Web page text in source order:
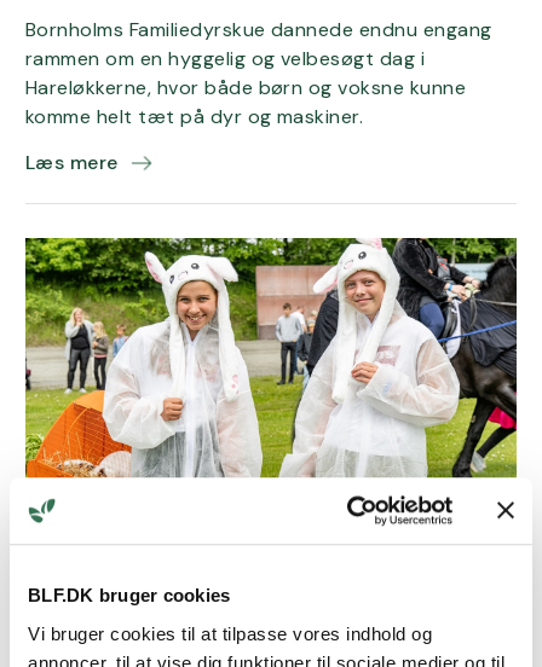
BLF.DK bruger cookies
Vi bruger cookies til at tilpasse vores indhold og
annoncer, til at vise dig funktioner til sociale medier og til
Bornholms Familiedyrskue dannede endnu engang
rammen om en hyggelig og velbesøgt dag i
Hareløkkerne, hvor både børn og voksne kunne
komme helt tæt på dyr og maskiner.
Læs mere
19.5.26
Bornholms Familiedyrskue
Duften af dyrskueæbleskiver, lyden af glade børn og
synet af dyr i alle størrelser vender tilbage til